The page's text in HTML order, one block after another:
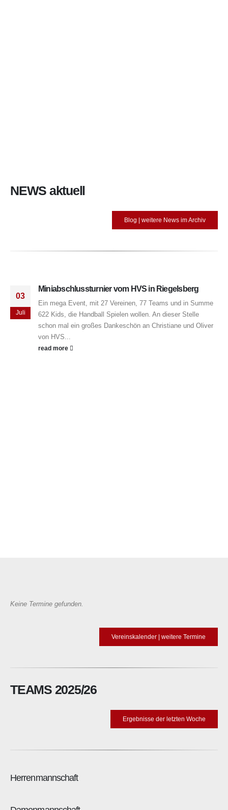
NEWS aktuell
Blog | weitere News im Archiv
03
Juli
Miniabschlussturnier vom HVS in Riegelsberg
Ein mega Event, mit 27 Vereinen, 77 Teams und in Summe
622 Kids, die Handball Spielen wollen. An dieser Stelle
schon mal ein großes Dankeschön an Christiane und Oliver
von HVS...
read more
Keine Termine gefunden.
Vereinskalender | weitere Termine
TEAMS2025/26
Ergebnisse der letzten Woche
Herrenmannschaft